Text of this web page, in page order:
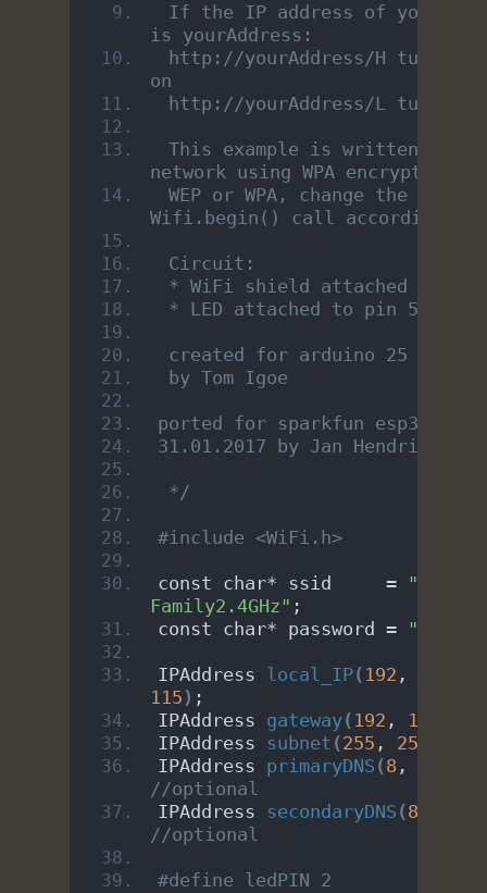
If the IP address of your
is yourAddress:
http://yourAddress/H turns
on
http://yourAddress/L turns
This example is written for a
network using WPA encryption.
WEP or WPA, change the
Wifi.begin() call accordingly.
Circuit:
* WiFi shield attached
* LED attached to pin 5
created for arduino 25 Nov
by Tom Igoe
ported for sparkfun esp32
31.01.2017 by Jan Hendrik
*/
#include <WiFi.h>
const char* ssid     = "duck
Family2.4GHz" ;
const char* password =
IPAddress local_IP( 192 ,
115 ) ;
IPAddress gateway( 192 , 168
IPAddress subnet (255 , 255
IPAddress primaryDNS (8 ,
//optional
IPAddress secondaryDNS (8
//optional
#define ledPIN 2